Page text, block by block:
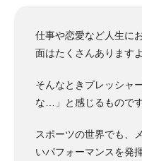
仕事や恋愛など人生に
面はたくさんありますよ
そんなときプレッシャ
な…」と感じるものです
スポーツの世界でも、
いパフォーマンスを発